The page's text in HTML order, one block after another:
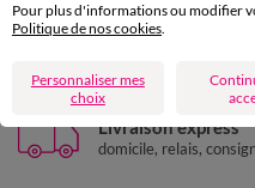
Livraison express
domicile, relais,
Pour plus d'informations ou modifier
Politique de nos cookies.
Personnaliser mes
choix